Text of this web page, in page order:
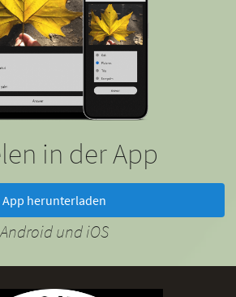
in der App
App herunterladen
Android und iOS